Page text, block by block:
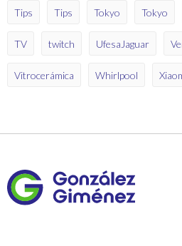
Tips Tips Tokyo Tokyo
TV twitch UfesaJaguar
Vitrocerámica Whirlpool